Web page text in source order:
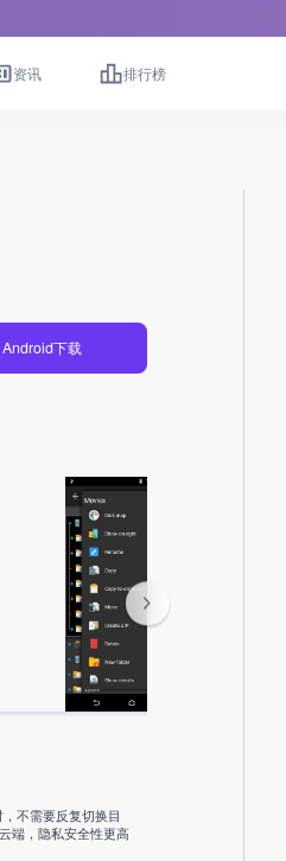
资讯 排行榜
Android下载
不需要反复切换目
端，隐私安全性更高